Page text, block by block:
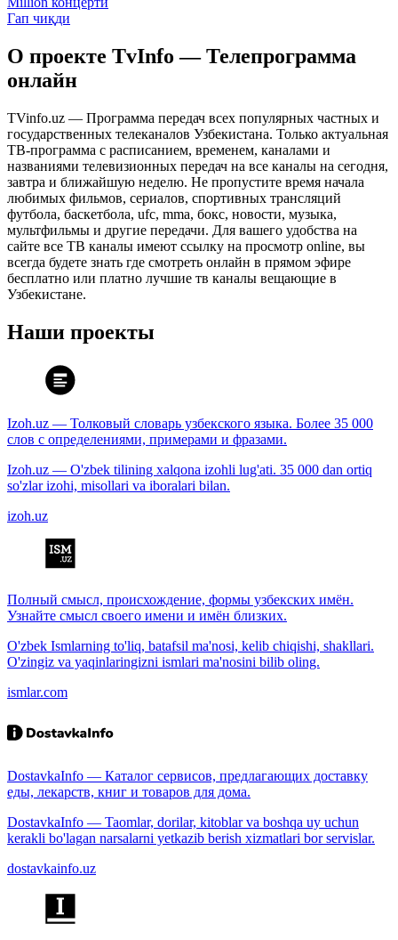
Гап чиқди
О проекте TvInfo — Телепрограмма
онлайн
TVinfo.uz — Программа передач всех популярных частных и
государственных телеканалов Узбекистана. Только актуальная
ТВ-программа с расписанием, временем, каналами и
названиями телевизионных передач на все каналы на сегодня,
завтра и ближайшую неделю. Не пропустите время начала
любимых фильмов, сериалов, спортивных трансляций
футбола, баскетбола, ufc, mma, бокс, новости, музыка,
мультфильмы и другие передачи. Для вашего удобства на
сайте все ТВ каналы имеют ссылку на просмотр online, вы
всегда будете знать где смотреть онлайн в прямом эфире
бесплатно или платно лучшие тв каналы вещающие в
Узбекистане.
Наши проекты
Izoh.uz — Толковый словарь узбекского языка. Более 35 000
слов с определениями, примерами и фразами.
Izoh.uz — O'zbek tilining xalqona izohli lug'ati. 35 000 dan ortiq
so'zlar izohi, misollari va iboralari bilan.
izoh.uz
Полный смысл, происхождение, формы узбекских имён.
Узнайте смысл своего имени и имён близких.
O'zbek Ismlarning to'liq, batafsil ma'nosi, kelib chiqishi, shakllari.
O'zingiz va yaqinlaringizni ismlari ma'nosini bilib oling.
ismlar.com
DostavkaInfo — Каталог сервисов, предлагающих доставку
еды, лекарств, книг и товаров для дома.
DostavkaInfo — Taomlar, dorilar, kitoblar va boshqa uy uchun
kerakli bo'lagan narsalarni yetkazib berish xizmatlari bor servislar.
dostavkainfo.uz